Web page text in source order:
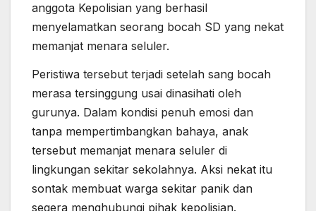
anggota Kepolisian yang berhasil
menyelamatkan seorang bocah SD yang nekat
memanjat menara seluler.
Peristiwa tersebut terjadi setelah sang bocah
merasa tersinggung usai dinasihati oleh
gurunya. Dalam kondisi penuh emosi dan
tanpa mempertimbangkan bahaya, anak
tersebut memanjat menara seluler di
lingkungan sekitar sekolahnya. Aksi nekat itu
sontak membuat warga sekitar panik dan
segera menghubungi pihak kepolisian.